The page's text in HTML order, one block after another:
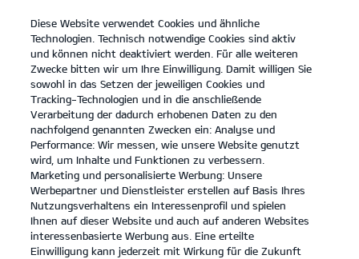
open
menu
KONTAKT
Der neue Kia Stonic
Konfigurator
... ... DER NEUE KIA STONIC
Der neue Kia Stonic.
Geh deinen eigenen Weg.
Diese Website verwendet Cookies und ähnliche
Technologien. Technisch notwendige Cookies sind aktiv
und können nicht deaktiviert werden. Für alle weiteren
Zwecke bitten wir um Ihre Einwilligung. Damit willigen Sie
sowohl in das Setzen der jeweiligen Cookies und
Tracking-Technologien und in die anschließende
Verarbeitung der dadurch erhobenen Daten zu den
nachfolgend genannten Zwecken ein: Analyse und
Performance: Wir messen, wie unsere Website genutzt
wird, um Inhalte und Funktionen zu verbessern.
Marketing und personalisierte Werbung: Unsere
Werbepartner und Dienstleister erstellen auf Basis Ihres
Nutzungsverhaltens ein Interessenprofil und spielen
Ihnen auf dieser Website und auch auf anderen Websites
interessenbasierte Werbung aus. Eine erteilte
Einwilligung kann jederzeit mit Wirkung für die Zukunft